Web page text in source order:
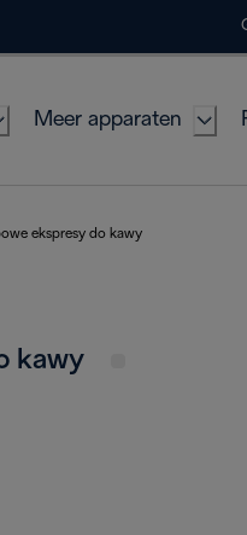
Meer apparaten
ekspresy do kawy
kawy